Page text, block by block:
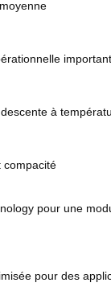
à
compacité
pour une
pour des